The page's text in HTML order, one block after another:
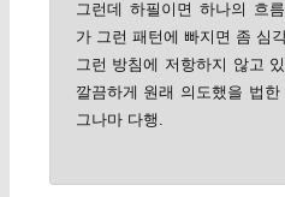
그런데 하필이면 하나의 흐
가 그런 패턴에 빠지면 좀 심
그런 방침에 저항하지 않고
깔끔하게 원래 의도했을 법
그나마 다행.